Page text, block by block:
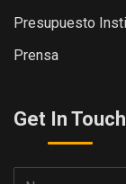
Presupuesto
Prensa
Get In Touch